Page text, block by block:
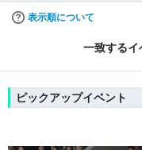
表示順について
一致するイ
ピックアップイベント